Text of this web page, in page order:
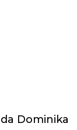
Dominika